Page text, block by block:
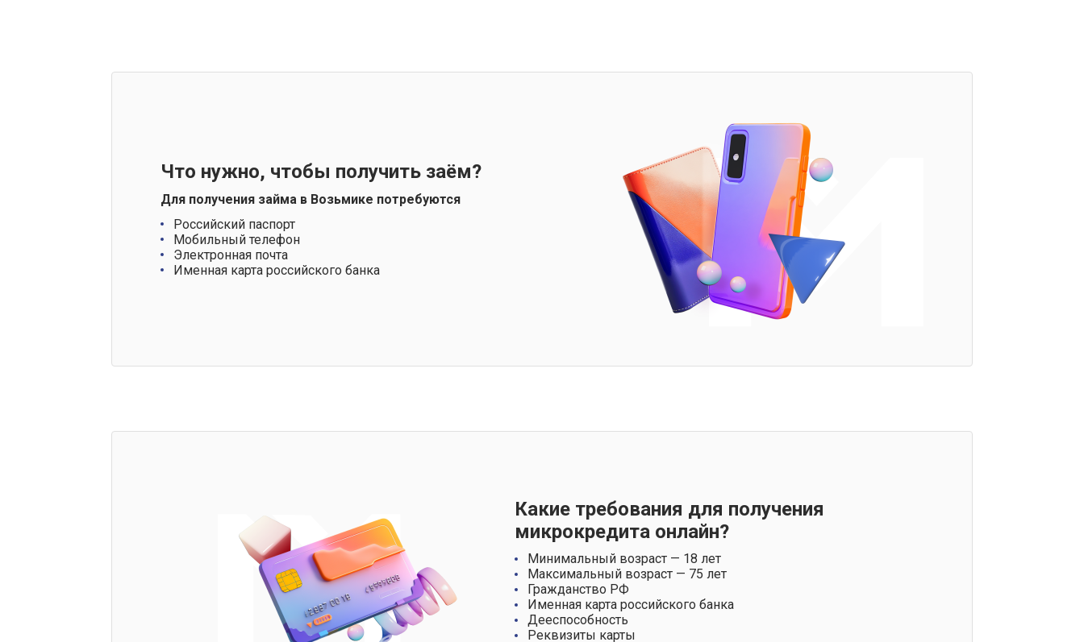
Что нужно, чтобы получить заём?
Для получения займа в Возьмике потребуются
Российский паспорт
Мобильный телефон
Электронная почта
Именная карта российского банка
Какие требования для получения
микрокредита онлайн?
Минимальный возраст — 18 лет
Максимальный возраст — 75 лет
Гражданство РФ
Именная карта российского банка
Дееспособность
Реквизиты карты